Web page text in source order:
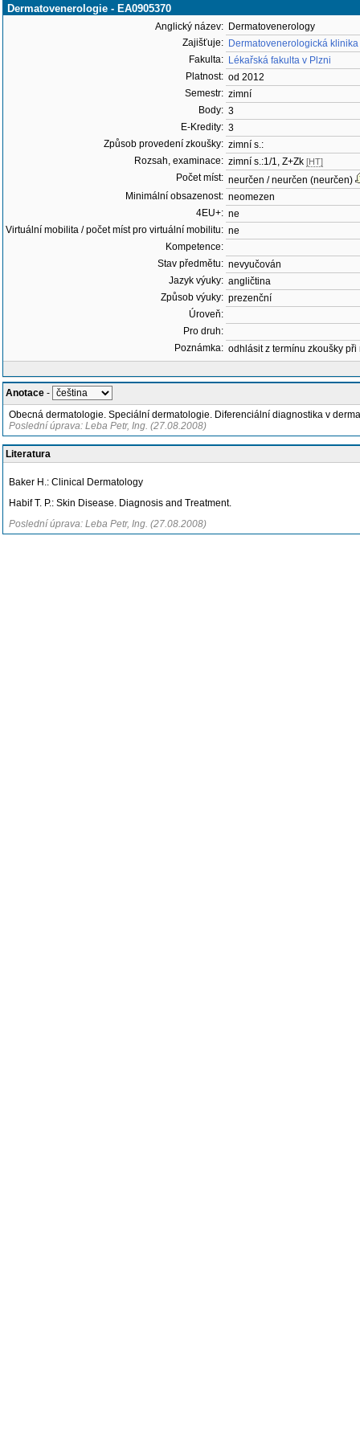
Dermatovenerologie - EA0905370
Anglický název: Dermatovenerology
Zajišťuje: Dermatovenerologická
Fakulta: Lékařská fakulta v Plzni
Platnost: od 2012
Semestr: zimní
Body: 3
E-Kredity: 3
Způsob provedení zkoušky: zimní s.:
Rozsah, examinace: zimní s.:1/1, Z+Zk [HT]
Počet míst: neurčen / neurčen (neurčen)
Minimální obsazenost: neomezen
4EU+: ne
Virtuální mobilita / počet míst pro virtuální mobilitu: ne
Kompetence:
Stav předmětu: nevyučován
Jazyk výuky: angličtina
Způsob výuky: prezenční
Úroveň:
Pro druh:
Poznámka: odhlásit z termínu zkoušky
Anotace -
Obecná dermatologie. Speciální dermatologie. Diferenciální diagnostika v
Poslední úprava: Leba Petr, Ing. (27.08.2008)
Literatura
Baker H.: Clinical Dermatology
Habif T. P.: Skin Disease. Diagnosis and Treatment.
Poslední úprava: Leba Petr, Ing. (27.08.2008)